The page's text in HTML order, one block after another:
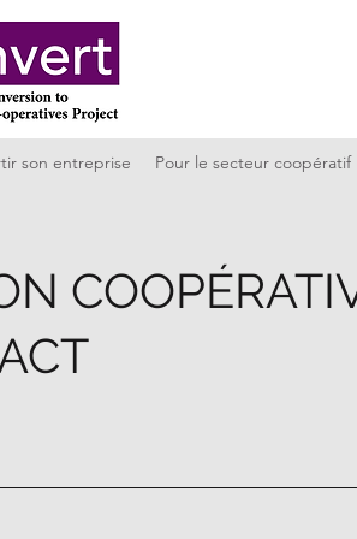
son entreprise Pour le secteur coopératif